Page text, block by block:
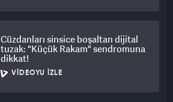
Cüzdanları sinsice boşaltan dijital
tuzak: "Küçük Rakam" sendromuna
dikkat!
VIDEOYU İZLE